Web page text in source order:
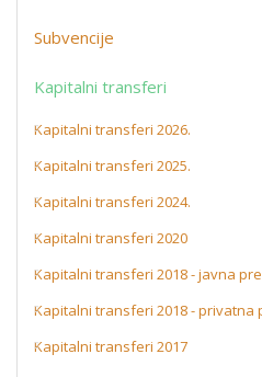
Subvencije
Kapitalni transferi
Kapitalni transferi 2026.
Kapitalni transferi 2025.
Kapitalni transferi 2024.
Kapitalni transferi 2020
Kapitalni transferi 2018 - javna
Kapitalni transferi 2018 - privatna
Kapitalni transferi 2017